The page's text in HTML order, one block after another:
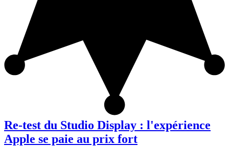
Re-test du Studio Display : l'expérience
Apple se paie au prix fort